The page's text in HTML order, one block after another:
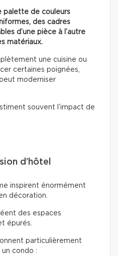
palette de couleurs
des cadres
d’une pièce à l’autre
matériaux.
une cuisine ou
certaines poignées,
moderniser
souvent l’impact de
d’hôtel
inspirent énormément
décoration.
des espaces
épurés.
particulièrement
un condo :